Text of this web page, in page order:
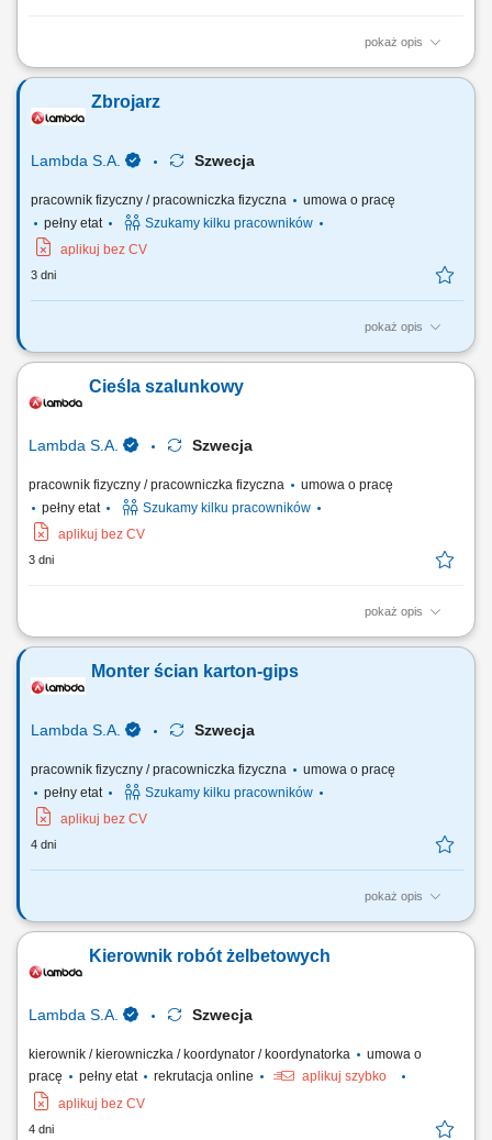
pokaż opis
Opis stanowiska Tworzenie i montowanie konstrukcji stalowych, zbrojeń
Zbrojarz
Lambda S.A. Szwecja
pracownik fizyczny / pracowniczka fizyczna
umowa o pracę
pełny etat
Szukamy kilku pracowników
aplikuj bez CV
3 dni
pokaż opis
Twój zakres obowiązków: Wykonywanie konstrukcji stalowych,
Praca przy jednym z naszych projektów m.in. oczyszczalni ścieków,
mostach i tunelach;
Cieśla szalunkowy
Lambda S.A. Szwecja
pracownik fizyczny / pracowniczka fizyczna
umowa o pracę
pełny etat
Szukamy kilku pracowników
aplikuj bez CV
3 dni
pokaż opis
Twój zakres obowiązków: Praca przy szalunkach systemowych (PERI,
kosmetyki oraz zacierania powierzchni betonowych; Praca przy jednym
z naszych projektów m.in. oczyszczalni ścieków, mostach i tunelach;
Monter ścian karton-gips
Lambda S.A. Szwecja
pracownik fizyczny / pracowniczka fizyczna
umowa o pracę
pełny etat
Szukamy kilku pracowników
aplikuj bez CV
4 dni
pokaż opis
Twój zakres obowiązków: Montaż konstrukcji ścian i sufitów oraz płyt
jednym z naszych projektów m.in. przy obiektów przemysłowych;
Kierownik robót żelbetowych
Lambda S.A. Szwecja
kierownik / kierowniczka / koordynator / koordynatorka
umowa o
pracę
pełny etat rekrutacja online
aplikuj szybko
aplikuj bez CV
4 dni